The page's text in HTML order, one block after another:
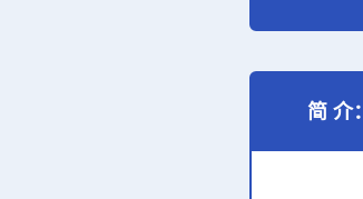
简 介：